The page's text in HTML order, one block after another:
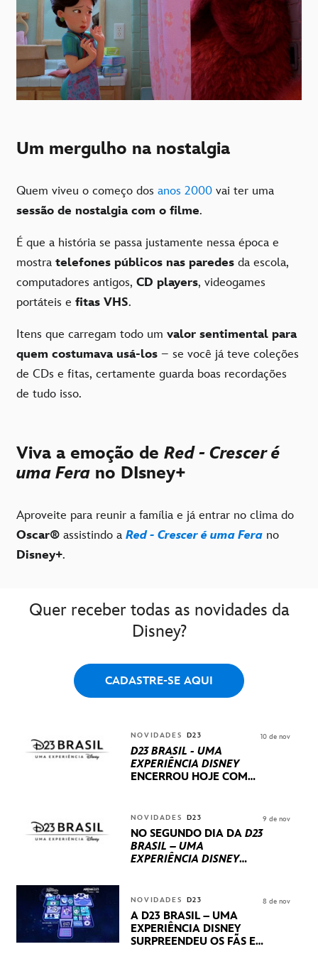
Um mergulho na nostalgia
Quem viveu o começo dos anos 2000 vai ter uma
sessão de nostalgia com o filme.
É que a história se passa justamente nessa época e
mostra telefones públicos nas paredes da escola,
computadores antigos, CD players, videogames
portáteis e fitas VHS.
Itens que carregam todo um valor sentimental para
quem costumava usá-los – se você já teve coleções
de CDs e fitas, certamente guarda boas recordações
de tudo isso.
Viva a emoção de Red - Crescer é
uma Fera no DIsney+
Aproveite para reunir a família e já entrar no clima do
Oscar® assistindo a Red - Crescer é uma Fera no
Disney+.
Quer receber todas as novidades da
Disney?
CADASTRE-SE AQUI
NOVIDADES D23
D23 BRASIL - UMA
EXPERIÊNCIA DISNEY
ENCERROU HOJE COM
INTERNACIONAIS E
PRODUÇÕES BRASILEIRAS
10 de nov
NOVIDADES D23
NO SEGUNDO DIA DA D23
BRASIL – UMA
EXPERIÊNCIA DISNEY
STUDIOS REVELARAM
PRÉVIAS E NOVIDADES
DOS SEUS PRÓXIMOS
LANÇAMENTOS
9 de nov
NOVIDADES D23
A D23 BRASIL – UMA
EXPERIÊNCIA DISNEY
SURPREENDEU OS FÃS EM
8 de nov